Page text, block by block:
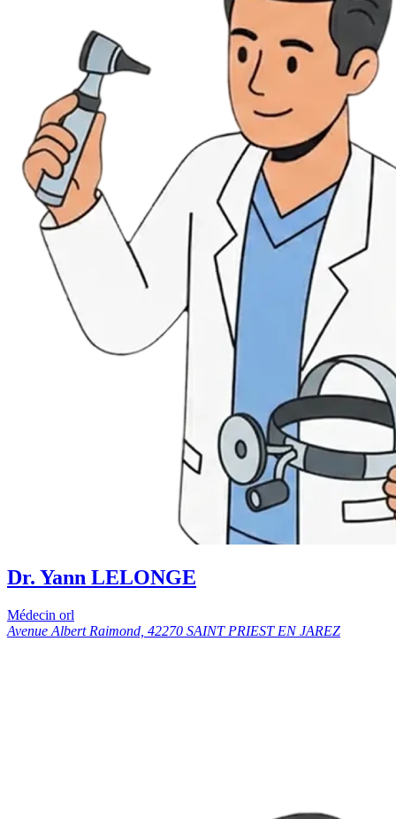
Dr. Yann LELONGE
Médecin orl
Avenue Albert Raimond, 42270 SAINT PRIEST EN JAREZ